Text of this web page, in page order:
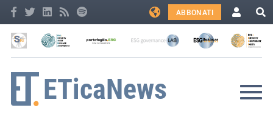
ABBONATI